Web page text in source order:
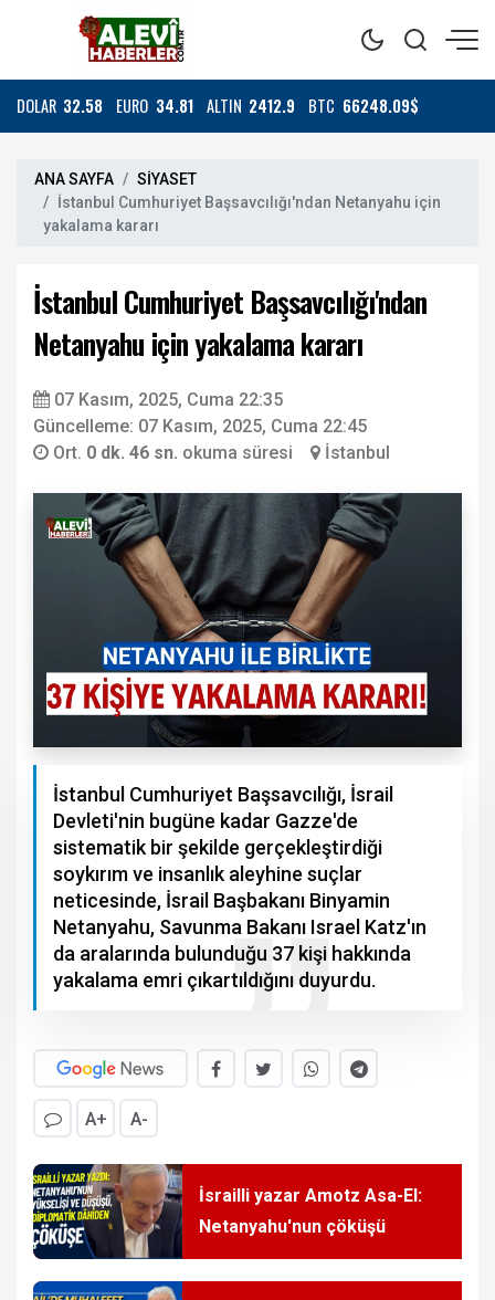
DOLAR 32.58 EURO 34.81 ALTIN 2412.9 BTC 66248.09$
ANA SAYFA
SİYASET
İstanbul Cumhuriyet Başsavcılığı'ndan Netanyahu için
yakalama kararı
İstanbul Cumhuriyet Başsavcılığı'ndan
Netanyahu için yakalama kararı
07 Kasım, 2025, Cuma 22:35
Güncelleme: 07 Kasım, 2025, Cuma 22:45
Ort. 0 dk. 46 sn. okuma süresi İstanbul
İstanbul Cumhuriyet Başsavcılığı, İsrail
Devleti'nin bugüne kadar Gazze'de
sistematik bir şekilde gerçekleştirdiği
soykırım ve insanlık aleyhine suçlar
neticesinde, İsrail Başbakanı Binyamin
Netanyahu, Savunma Bakanı Israel Katz'ın
da aralarında bulunduğu 37 kişi hakkında
yakalama emri çıkartıldığını duyurdu.
A+ A-
İsrailli yazar Amotz Asa-El:
Netanyahu'nun çöküşü